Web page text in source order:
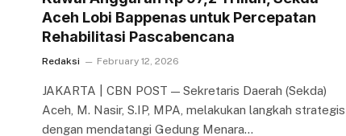
Aceh Lobi Bappenas untuk Percepatan
Rehabilitasi Pascabencana
Redaksi February 12, 2026
JAKARTA | CBN POST — Sekretaris Daerah (Sekda)
Aceh, M. Nasir, S.IP, MPA, melakukan langkah strategis
dengan mendatangi Gedung Menara…